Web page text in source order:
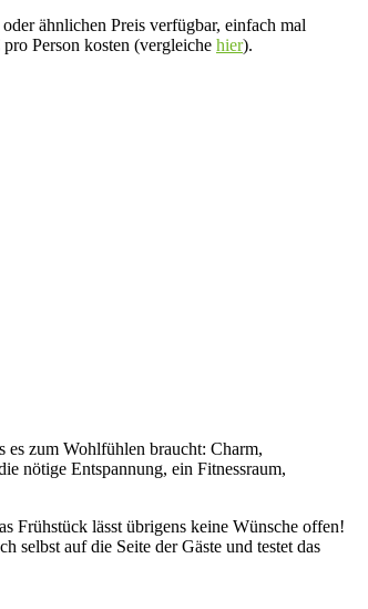
ähnlichen Preis verfügbar, einfach mal
Person kosten (vergleiche hier).
es zum Wohlfühlen braucht: Charm,
nötige Entspannung, ein Fitnessraum,
Frühstück lässt übrigens keine Wünsche offen!
selbst auf die Seite der Gäste und testet das